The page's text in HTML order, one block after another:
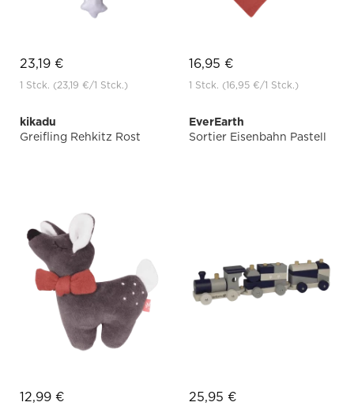
23,19 €
1 Stck. (23,19 €/1 Stck.)
16,95 €
1 Stck. (16,95 €/1 Stck.)
kikadu
Greifling Rehkitz Rost
12,99 €
EverEarth
Sortier Eisenbahn Pastell
25,95 €